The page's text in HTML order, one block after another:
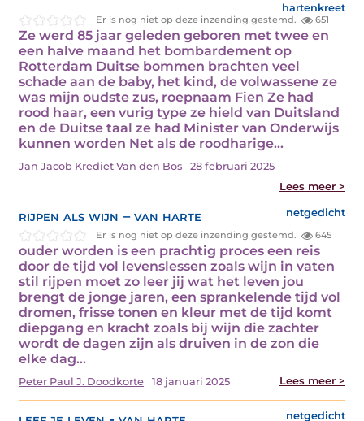
hartenkreet
Er is nog niet op deze inzending gestemd. 651
Ze werd 85 jaar geleden geboren met twee en
een halve maand het bombardement op
Rotterdam Duitse bommen brachten veel
schade aan de baby, het kind, de volwassene ze
was mijn oudste zus, roepnaam Fien Ze had
rood haar, een vurig type ze hield van Duitsland
en de Duitse taal ze had Minister van Onderwijs
kunnen worden Net als de roodharige…
Jan Jacob Krediet Van den Bos
28 februari 2025
Lees meer >
rijpen als wijn – van harte netgedicht
Er is nog niet op deze inzending gestemd. 645
ouder worden is een prachtig proces een reis
door de tijd vol levenslessen zoals wijn in vaten
stil rijpen moet zo leer jij wat het leven jou
brengt de jonge jaren, een sprankelende tijd vol
dromen, frisse tonen en kleur met de tijd komt
diepgang en kracht zoals bij wijn die zachter
wordt de dagen zijn als druiven in de zon die
elke dag…
Peter Paul J. Doodkorte 18 januari 2025 Lees meer >
netgedicht